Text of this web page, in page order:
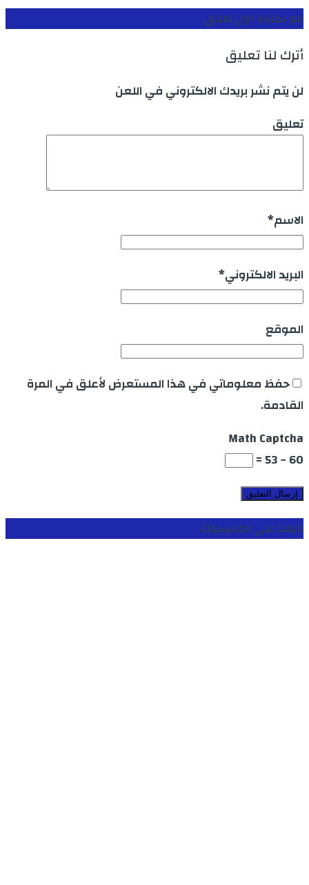
قم بكتابة اول تعليق
أترك لنا تعليق
لن يتم نشر بريدك الالكتروني في اللعن
تعليق
الاسم*
البريد الالكتروني*
الموقع
حفظ معلوماتي في هذا المستعرض لأعلق في المرة
القادمة.
Math Captcha
60 − 53 =
تابعنا على الفايسبوك